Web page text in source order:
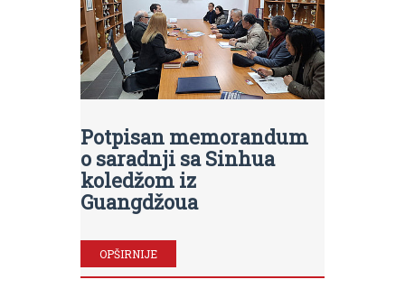
Potpisan memorandum
o saradnji sa Sinhua
koledžom iz
Guangdžoua
OPŠIRNIJE